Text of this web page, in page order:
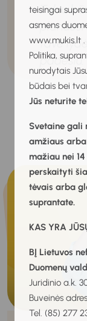
teisingai
asmens
www.mukis.lt
Politika,
nurodytais
būdais bei
Jūs neturite
Svetaine gali
amžiaus
mažiau nei
perskaityti
tėvais arba
suprantate.
KAS YRA
BĮ Lietuvos
Duomenų
Juridinio a.k.
Buveinės
Tel. (85) 277
Tokiu
planuosi
tave
padėsiu.